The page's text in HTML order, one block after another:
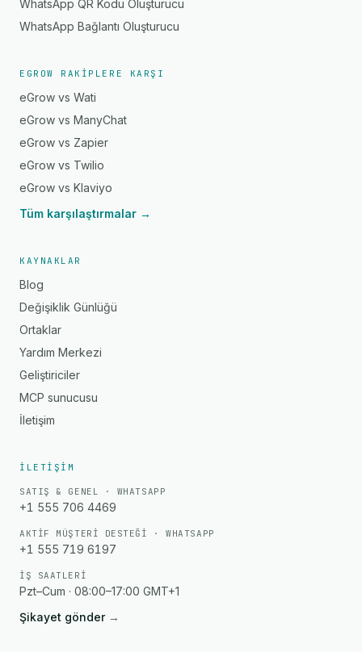
WhatsApp QR Kodu Oluşturucu
WhatsApp Bağlantı Oluşturucu
EGROW RAKIPLERE KARŞI
eGrow vs Wati
eGrow vs ManyChat
eGrow vs Zapier
eGrow vs Twilio
eGrow vs Klaviyo
Tüm karşılaştırmalar →
KAYNAKLAR
Blog
Değişiklik Günlüğü
Ortaklar
Yardım Merkezi
Geliştiriciler
MCP sunucusu
İletişim
İLETIŞIM
SATIŞ & GENEL · WHATSAPP
+1 555 706 4469
AKTIF MÜŞTERI DESTEĞI · WHATSAPP
+1 555 719 6197
İŞ SAATLERI
Pzt–Cum · 08:00–17:00 GMT+1
Şikayet gönder →